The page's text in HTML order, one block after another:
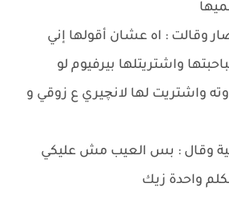
وقالت : اه عشان أقولها إني
واشتريتلها بيرفيوم لو
واشتريت لها لانچيري ع زوقي و
وقال : بس العيب مش عليكي
واحدة زيك